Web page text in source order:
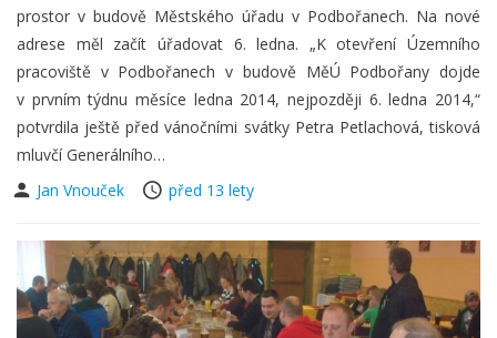
prostor v budově Městského úřadu v Podbořanech. Na nové
adrese měl začít úřadovat 6. ledna. „K otevření Územního
pracoviště v Podbořanech v budově MěÚ Podbořany dojde
v prvním týdnu měsíce ledna 2014, nejpozději 6. ledna 2014,“
potvrdila ještě před vánočními svátky Petra Petlachová, tisková
mluvčí Generálního…
Jan Vnouček
před 13 lety